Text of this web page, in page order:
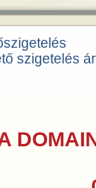
szigetelés